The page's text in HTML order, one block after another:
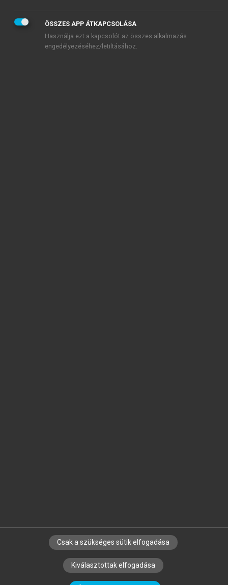
SZERZŐKNEK CÉGEKNEK KÖNYVTÁROSOKNAK
SZERKESZTÉSI ÉS LEKTORÁLÁSI ALAPELVEK
ÖSSZES APP ÁTKAPCSOLÁSA
Használja ezt a kapcsolót az összes alkalmazás
engedélyezéséhez/letiltásához.
Csak a szükséges sütik elfogadása
Kiválasztottak elfogadása